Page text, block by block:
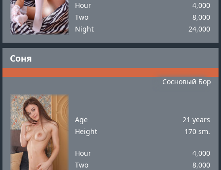
Hour
4,000
Two
8,000
Night
24,000
Соня
Сосновый Бор
Age
21 years
Height
170 sm.
Hour
4,000
Two
8,000